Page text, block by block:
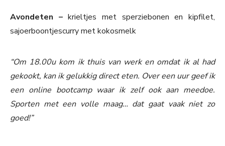
Avondeten –krieltjes met sperziebonen en kipfilet,
sajoerboontjescurry met kokosmelk
“Om 18.00u kom ik thuis van werk en omdat ik al had
gekookt, kan ik gelukkig direct eten. Over een uur geef ik
een online bootcamp waar ik zelf ook aan meedoe.
Sporten met een volle maag… dat gaat vaak niet zo
goed!”